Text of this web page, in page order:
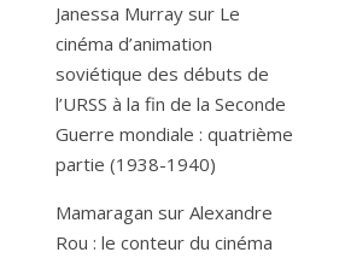
Janessa Murray sur Le
cinéma d’animation
soviétique des débuts de
l’URSS à la fin de la Seconde
Guerre mondiale : quatrième
partie (1938-1940)
Mamaragan sur Alexandre
Rou : le conteur du cinéma